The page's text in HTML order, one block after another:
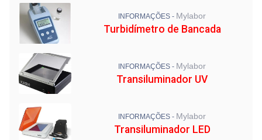
INFORMAÇÕES - Mylabor
Turbidímetro de Bancada
INFORMAÇÕES - Mylabor
Transiluminador UV
INFORMAÇÕES - Mylabor
Transiluminador LED